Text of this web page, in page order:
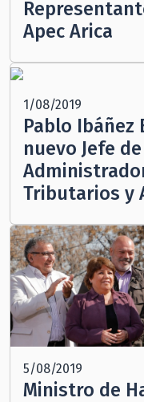
Apec Arica
1/08/2019
Pablo
nuevo Jefe
Tributarios y
5/08/2019
Ministro de